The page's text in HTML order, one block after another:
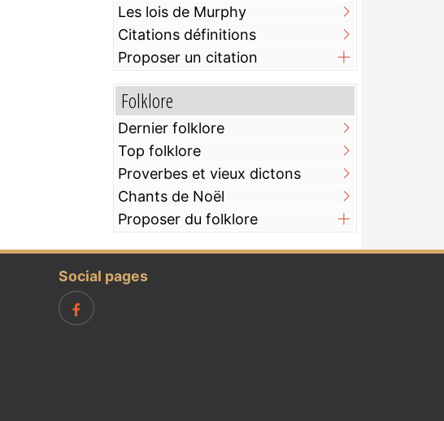
Les lois de Murphy
Citations définitions
Proposer un citation
Folklore
Dernier folklore
Top folklore
Proverbes et vieux dictons
Chants de Noël
Proposer du folklore
Social pages